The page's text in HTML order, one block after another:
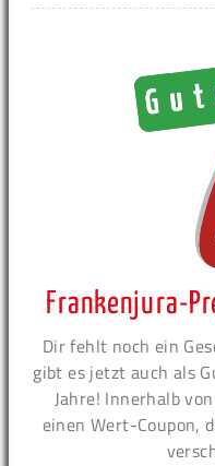
Frankenjura-
Dir fehlt noch ein
gibt es jetzt auch als
Jahre! Innerhalb
einen Wert-Coupon,